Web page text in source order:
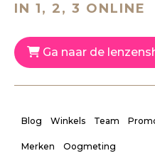
IN 1, 2, 3 ONLINE
Ga naar de
Blog Winkels Team
Merken Oogmeting